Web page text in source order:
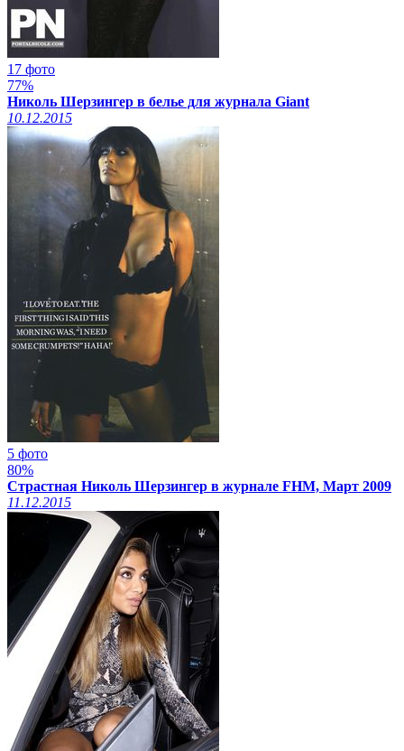
17 фото
77%
Николь Шерзингер в белье для журнала Giant
10.12.2015
5 фото
80%
Страстная Николь Шерзингер в журнале FHM, Март 2009
11.12.2015